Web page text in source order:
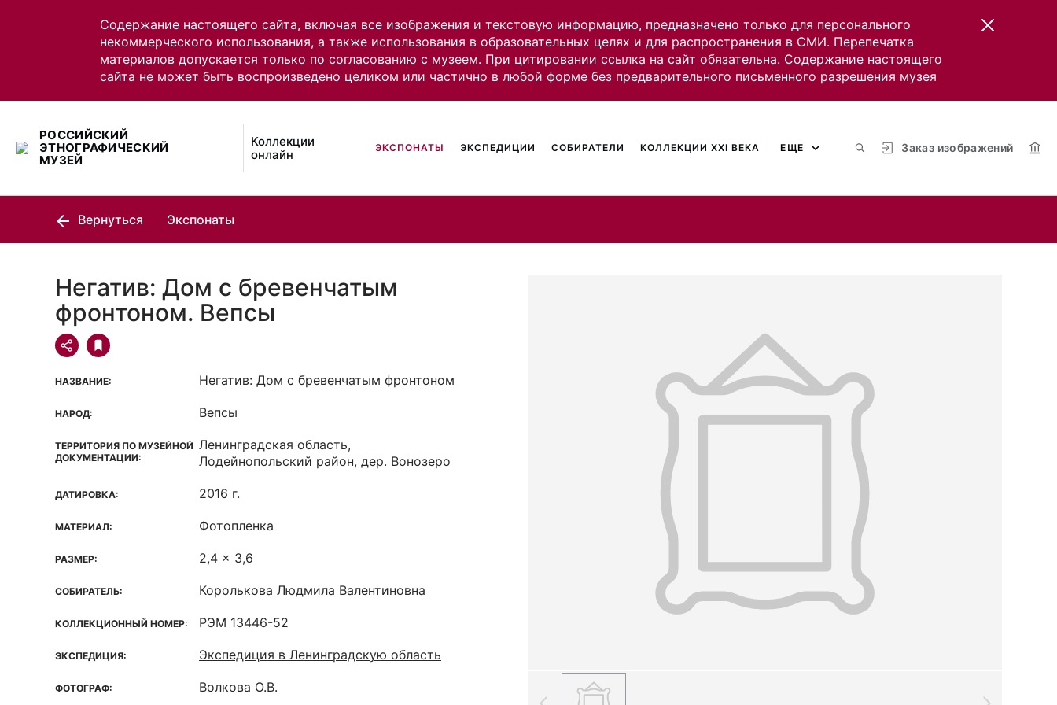
Содержание настоящего сайта, включая все изображения и текстовую информацию, предназначено только для персонального
некоммерческого использования, а также использования в образовательных целях и для распространения в СМИ. Перепечатка
материалов допускается только по согласованию с музеем. При цитировании ссылка на сайт обязательна. Содержание настоящего
сайта не может быть воспроизведено целиком или частично в любой форме без предварительного письменного разрешения музея
РОССИЙСКИЙ
ЭТНОГРАФИЧЕСКИЙ
МУЗЕЙ
Коллекции
онлайн
Заказ изображений
ЭКСПОНАТЫ ЭКСПЕДИЦИИ СОБИРАТЕЛИ КОЛЛЕКЦИИ XXI ВЕКА ЕЩЕ
Вернуться Экспонаты
Негатив: Дом с бревенчатым
фронтоном. Вепсы
НАЗВАНИЕ: Негатив: Дом с бревенчатым фронтоном
НАРОД: Вепсы
ТЕРРИТОРИЯ ПО МУЗЕЙНОЙ
ДОКУМЕНТАЦИИ:
Ленинградская область,
Лодейнопольский район, дер. Вонозеро
ДАТИРОВКА: 2016 г.
МАТЕРИАЛ: Фотопленка
РАЗМЕР: 2,4 x 3,6
СОБИРАТЕЛЬ: Королькова Людмила Валентиновна
КОЛЛЕКЦИОННЫЙ НОМЕР: РЭМ 13446-52
ЭКСПЕДИЦИЯ: Экспедиция в Ленинградскую область
ФОТОГРАФ: Волкова О.В.